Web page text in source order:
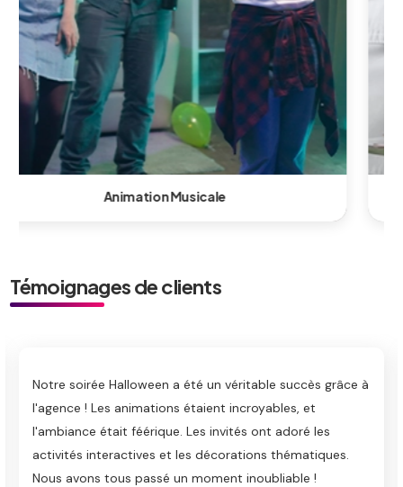
Animation Culinaire & Show
Témoignages de clients
un véritable succès grâce à
incroyables, et
invités ont adoré les
thématiques.
inoubliable !
d'Halloween était immersive !
artistiques ont vraiment
soirée, et je sais que je